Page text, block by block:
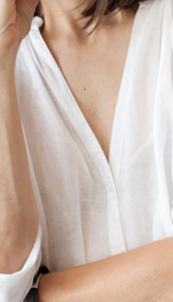
zapatillas
para Nike
era del